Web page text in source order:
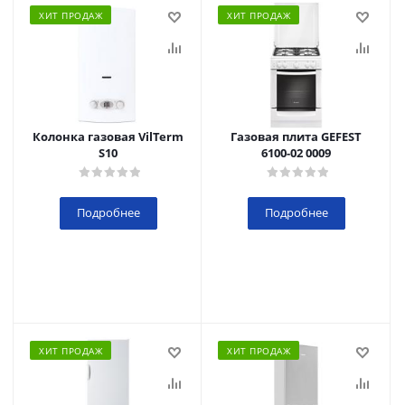
ХИТ ПРОДАЖ
Колонка газовая VilTerm
S10
Подробнее
ХИТ ПРОДАЖ
Газовая плита GEFEST
6100-02 0009
Подробнее
ХИТ ПРОДАЖ ХИТ ПРОДАЖ